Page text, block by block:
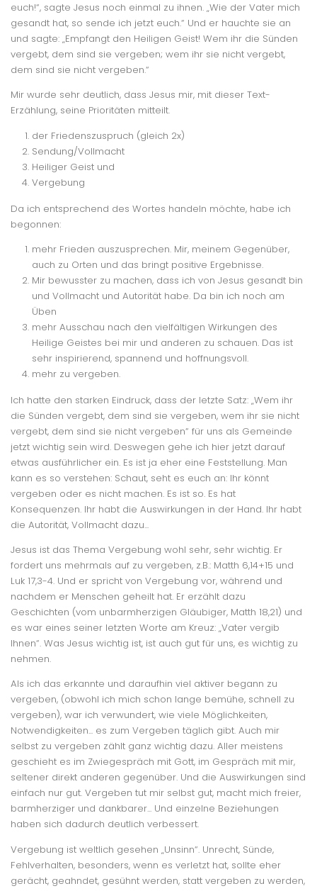
euch!“, sagte Jesus noch einmal zu ihnen. „Wie der Vater mich
gesandt hat, so sende ich jetzt euch.“ Und er hauchte sie an
und sagte: „Empfangt den Heiligen Geist! Wem ihr die Sünden
vergebt, dem sind sie vergeben; wem ihr sie nicht vergebt,
dem sind sie nicht vergeben.“
Mir wurde sehr deutlich, dass Jesus mir, mit dieser Text-
Erzählung, seine Prioritäten mitteilt.
der Friedenszuspruch (gleich 2x)
Sendung/Vollmacht
Heiliger Geist und
Vergebung
Da ich entsprechend des Wortes handeln möchte, habe ich
begonnen:
mehr Frieden auszusprechen. Mir, meinem Gegenüber,
auch zu Orten und das bringt positive Ergebnisse.
Mir bewusster zu machen, dass ich von Jesus gesandt bin
und Vollmacht und Autorität habe. Da bin ich noch am
Üben
mehr Ausschau nach den vielfältigen Wirkungen des
Heilige Geistes bei mir und anderen zu schauen. Das ist
sehr inspirierend, spannend und hoffnungsvoll.
mehr zu vergeben.
Ich hatte den starken Eindruck, dass der letzte Satz: „Wem ihr
die Sünden vergebt, dem sind sie vergeben, wem ihr sie nicht
vergebt, dem sind sie nicht vergeben“ für uns als Gemeinde
jetzt wichtig sein wird. Deswegen gehe ich hier jetzt darauf
etwas ausführlicher ein. Es ist ja eher eine Feststellung. Man
kann es so verstehen: Schaut, seht es euch an: Ihr könnt
vergeben oder es nicht machen. Es ist so. Es hat
Konsequenzen. Ihr habt die Auswirkungen in der Hand. Ihr habt
die Autorität, Vollmacht dazu...
Jesus ist das Thema Vergebung wohl sehr, sehr wichtig. Er
fordert uns mehrmals auf zu vergeben, z.B.: Matth 6,14+15 und
Luk 17,3-4. Und er spricht von Vergebung vor, während und
nachdem er Menschen geheilt hat. Er erzählt dazu
Geschichten (vom unbarmherzigen Gläubiger, Matth 18,21) und
es war eines seiner letzten Worte am Kreuz: „Vater vergib
Ihnen“. Was Jesus wichtig ist, ist auch gut für uns, es wichtig zu
nehmen.
Als ich das erkannte und daraufhin viel aktiver begann zu
vergeben, (obwohl ich mich schon lange bemühe, schnell zu
vergeben), war ich verwundert, wie viele Möglichkeiten,
Notwendigkeiten... es zum Vergeben täglich gibt. Auch mir
selbst zu vergeben zählt ganz wichtig dazu. Aller meistens
geschieht es im Zwiegespräch mit Gott, im Gespräch mit mir,
seltener direkt anderen gegenüber. Und die Auswirkungen sind
einfach nur gut. Vergeben tut mir selbst gut, macht mich freier,
barmherziger und dankbarer... Und einzelne Beziehungen
haben sich dadurch deutlich verbessert.
Vergebung ist weltlich gesehen „Unsinn“. Unrecht, Sünde,
Fehlverhalten, besonders, wenn es verletzt hat, sollte eher
gerächt, geahndet, gesühnt werden, statt vergeben zu werden,